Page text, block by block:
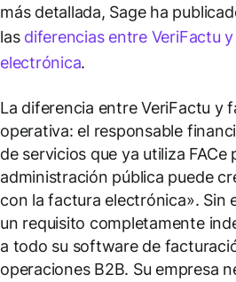
más detallada, Sage ha
las diferencias entre VeriFactu
electrónica.
La diferencia entre VeriFactu y
operativa: el responsable
de servicios que ya utiliza FACe
administración pública puede
con la factura electrónica». Sin
un requisito completamente
a todo su software de
operaciones B2B. Su empresa